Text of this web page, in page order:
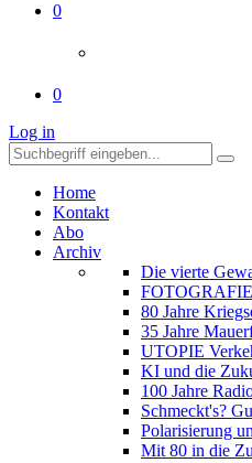
0
0
Log in
Home
Kontakt
Abo
Archiv
Die vierte
FOTOGRAFIE
80 Jahre
35 Jahre
UTOPIE
KI und die
100 Jahre
Schmeckt's?
Polarisierung
Mit 80 in die